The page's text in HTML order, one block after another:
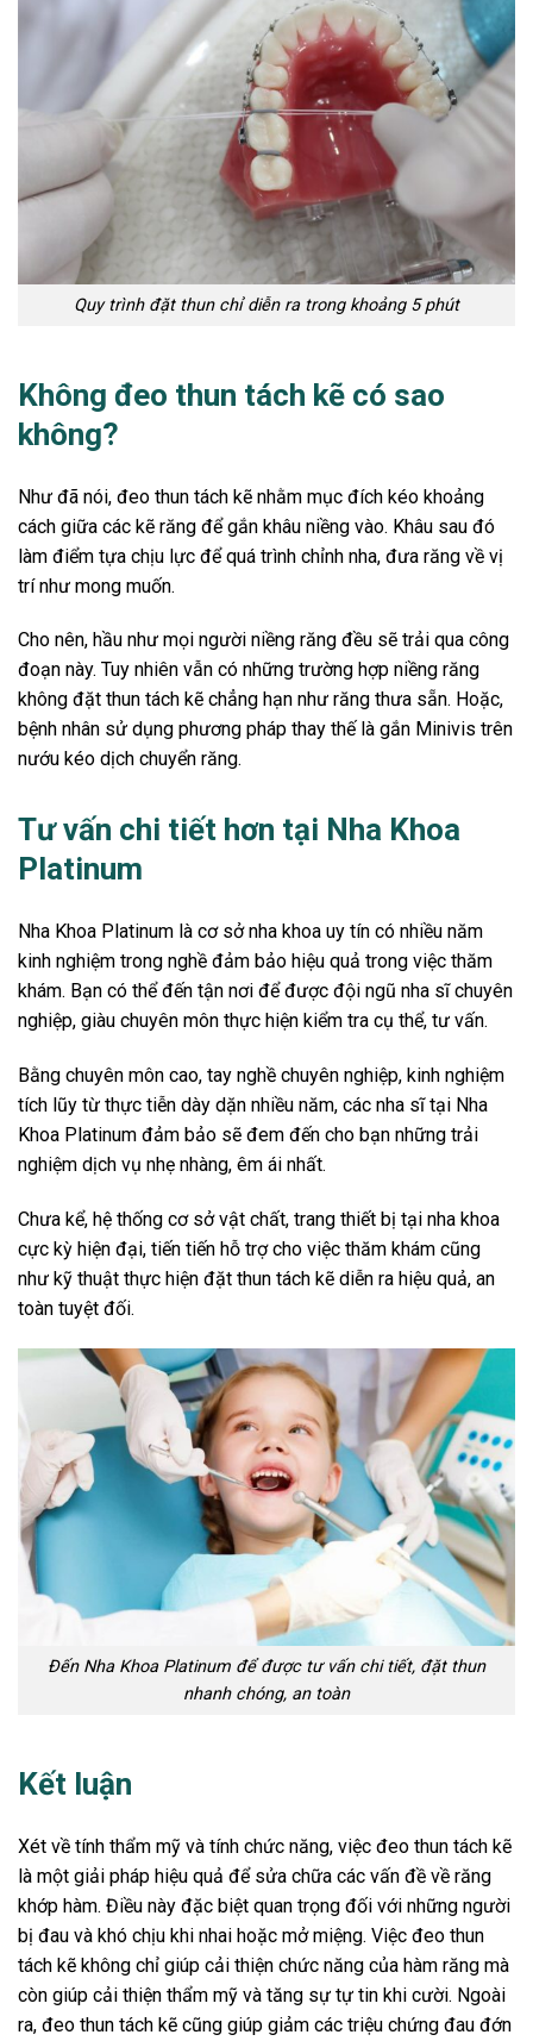
Quy trình đặt thun chỉ diễn ra trong khoảng 5 phút
Không đeo thun tách kẽ có sao
không?
Như đã nói, đeo thun tách kẽ nhằm mục đích kéo khoảng
cách giữa các kẽ răng để gắn khâu niềng vào. Khâu sau đó
làm điểm tựa chịu lực để quá trình chỉnh nha, đưa răng về vị
trí như mong muốn.
Cho nên, hầu như mọi người niềng răng đều sẽ trải qua công
đoạn này. Tuy nhiên vẫn có những trường hợp niềng răng
không đặt thun tách kẽ chẳng hạn như răng thưa sẵn. Hoặc,
bệnh nhân sử dụng phương pháp thay thế là gắn Minivis trên
nướu kéo dịch chuyển răng.
Tư vấn chi tiết hơn tại Nha Khoa
Platinum
Nha Khoa Platinum là cơ sở nha khoa uy tín có nhiều năm
kinh nghiệm trong nghề đảm bảo hiệu quả trong việc thăm
khám. Bạn có thể đến tận nơi để được đội ngũ nha sĩ chuyên
nghiệp, giàu chuyên môn thực hiện kiểm tra cụ thể, tư vấn.
Bằng chuyên môn cao, tay nghề chuyên nghiệp, kinh nghiệm
tích lũy từ thực tiễn dày dặn nhiều năm, các nha sĩ tại Nha
Khoa Platinum đảm bảo sẽ đem đến cho bạn những trải
nghiệm dịch vụ nhẹ nhàng, êm ái nhất.
Chưa kể, hệ thống cơ sở vật chất, trang thiết bị tại nha khoa
cực kỳ hiện đại, tiến tiến hỗ trợ cho việc thăm khám cũng
như kỹ thuật thực hiện đặt thun tách kẽ diễn ra hiệu quả, an
toàn tuyệt đối.
Đến Nha Khoa Platinum để được tư vấn chi tiết, đặt thun
nhanh chóng, an toàn
Kết luận
Xét về tính thẩm mỹ và tính chức năng, việc đeo thun tách kẽ
là một giải pháp hiệu quả để sửa chữa các vấn đề về răng
khớp hàm. Điều này đặc biệt quan trọng đối với những người
bị đau và khó chịu khi nhai hoặc mở miệng. Việc đeo thun
tách kẽ không chỉ giúp cải thiện chức năng của hàm răng mà
còn giúp cải thiện thẩm mỹ và tăng sự tự tin khi cười. Ngoài
ra, đeo thun tách kẽ cũng giúp giảm các triệu chứng đau đớn